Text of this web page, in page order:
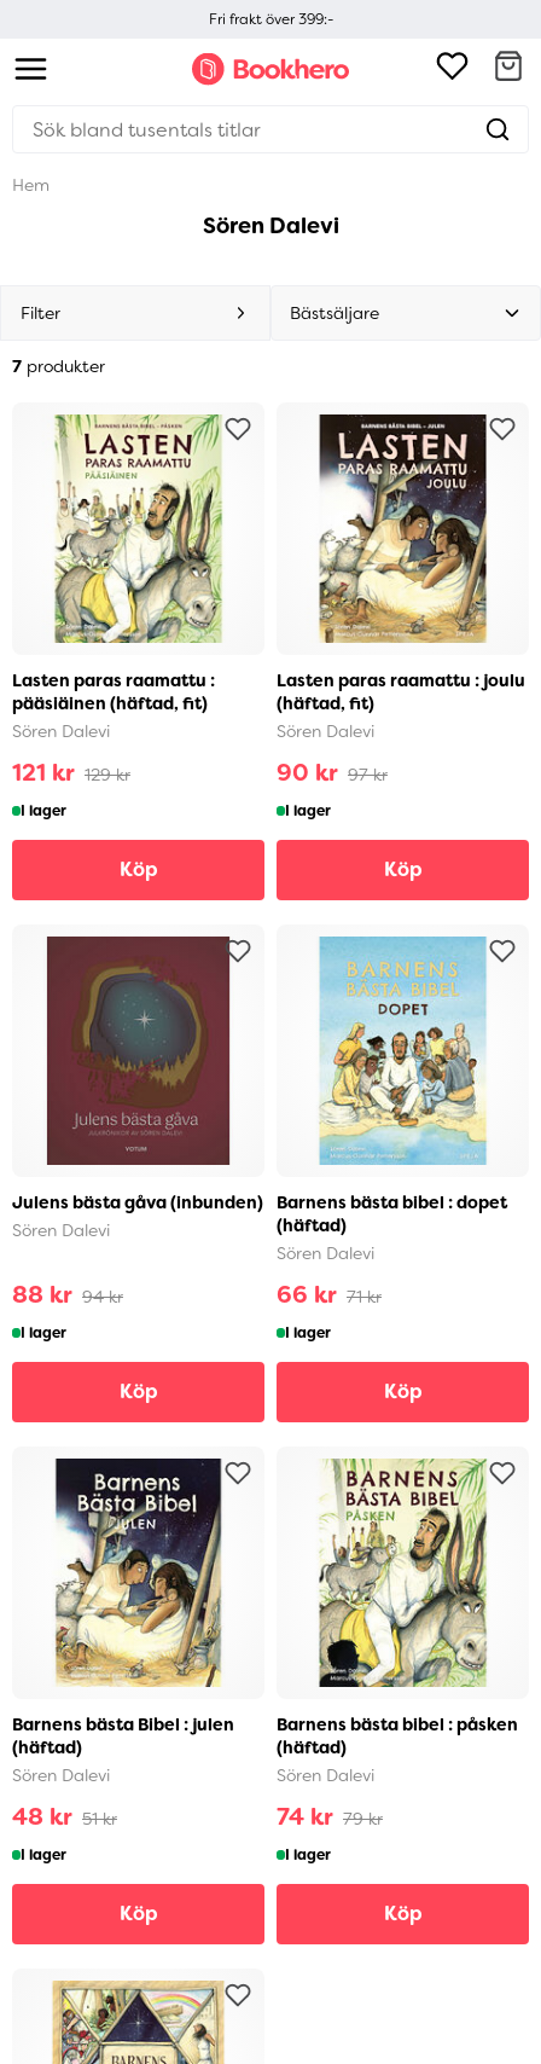
Fri frakt över 399:-
Hem
Sören Dalevi
Filter
7 produkter
Lasten paras raamattu :
pääsiäinen (häftad, fit)
Sören Dalevi
121 kr 129 kr
I lager
Köp
Lasten paras raamattu : joulu
(häftad, fit)
Sören Dalevi
90 kr 97 kr
I lager
Köp
Julens bästa gåva (inbunden)
Sören Dalevi
88 kr 94 kr
I lager
Köp
Barnens bästa bibel : dopet
(häftad)
Sören Dalevi
66 kr 71 kr
I lager
Köp
Barnens bästa Bibel : julen
(häftad)
Sören Dalevi
48 kr 51 kr
I lager
Köp
Barnens bästa bibel : påsken
(häftad)
Sören Dalevi
74 kr 79 kr
I lager
Köp